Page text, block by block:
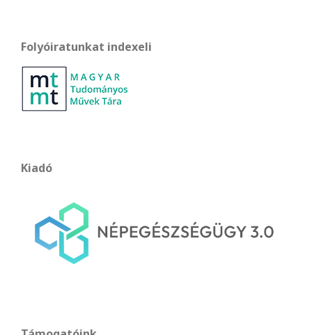
Folyóiratunkat indexeli
Kiadó